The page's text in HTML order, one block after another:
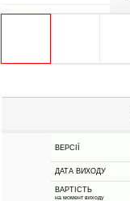
ВЕРСІЇ
ДАТА ВИХОДУ
ВАРТІСТЬ
на момент виходу